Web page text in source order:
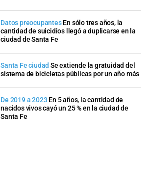
Datos preocupantes En sólo tres años, la
cantidad de suicidios llegó a duplicarse en la
ciudad de Santa Fe
Santa Fe ciudad Se extiende la gratuidad del
sistema de bicicletas públicas por un año más
De 2019 a 2023 En 5 años, la cantidad de
nacidos vivos cayó un 25 % en la ciudad de
Santa Fe